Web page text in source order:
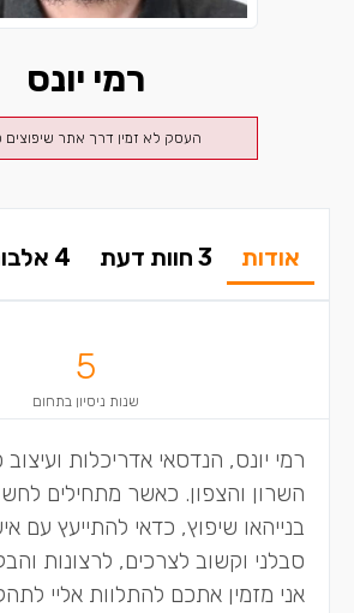
רמי יונס
העסק לא זמין דרך אתר שיפוצים
אודות 3 חוות דעת 4 אלבומי תמונות
רמי יונס, הנדסאי אדריכלות ועיצוב
השרון והצפון. כאשר מתחילים
בנייהאו שיפוץ, כדאי להתייעץ עם
סבלני וקשוב לצרכים, לרצונות
אני מזמין אתכם להתלוות אליי
5
שנות ניסיון בתחום